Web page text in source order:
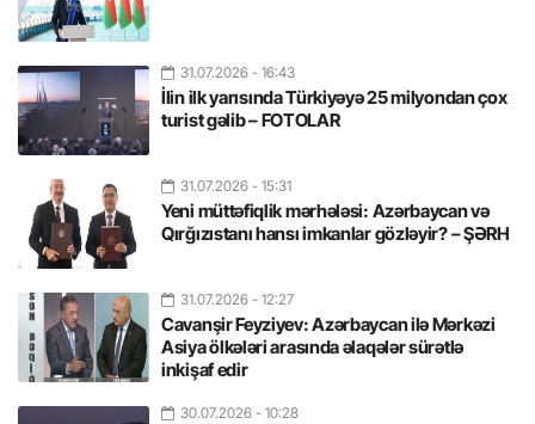
31.07.2026 - 16:43
İlin ilk yarısında Türkiyəyə 25 milyondan çox
turist gəlib – FOTOLAR
31.07.2026 - 15:31
Yeni müttəfiqlik mərhələsi: Azərbaycan və
Qırğızıstanı hansı imkanlar gözləyir? – ŞƏRH
31.07.2026 - 12:27
Cavanşir Feyziyev: Azərbaycan ilə Mərkəzi
Asiya ölkələri arasında əlaqələr sürətlə
inkişaf edir
30.07.2026 - 10:28